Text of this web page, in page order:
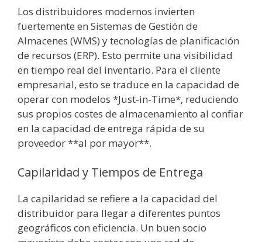
Los distribuidores modernos invierten
fuertemente en Sistemas de Gestión de
Almacenes (WMS) y tecnologías de planificación
de recursos (ERP). Esto permite una visibilidad
en tiempo real del inventario. Para el cliente
empresarial, esto se traduce en la capacidad de
operar con modelos *Just-in-Time*, reduciendo
sus propios costes de almacenamiento al confiar
en la capacidad de entrega rápida de su
proveedor **al por mayor**.
Capilaridad y Tiempos de Entrega
La capilaridad se refiere a la capacidad del
distribuidor para llegar a diferentes puntos
geográficos con eficiencia. Un buen socio